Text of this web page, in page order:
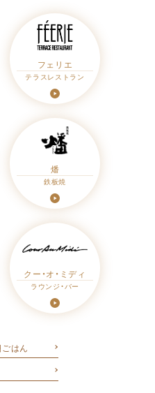
フェリエ
テラスレストラン
燔
鉄板焼
クー・オ・ミディ
ラウンジ・バー
はん